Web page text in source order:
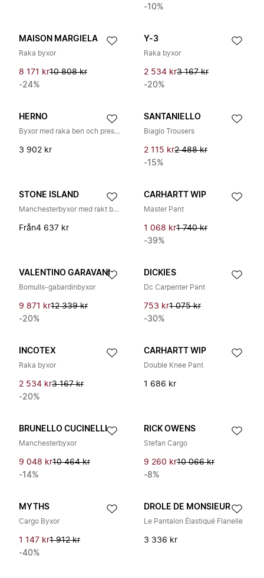
-10%
MAISON MARGIELA
Raka byxor
8 171 kr10 808 kr
-24%
Y-3
Raka byxor
2 534 kr3 167 kr
-20%
HERNO
Byxor med raka ben och pressveck
3 902 kr
SANTANIELLO
Biagio Trousers
2 115 kr2 488 kr
-15%
STONE ISLAND
Manchesterbyxor med rakt ben
Från4 637 kr
CARHARTT WIP
Master Pant
1 068 kr1 740 kr
-39%
VALENTINO GARAVANI
Bomulls-gabardinbyxor
9 871 kr12 339 kr
-20%
DICKIES
Dc Carpenter Pant
753 kr1 075 kr
-30%
INCOTEX
Raka byxor
2 534 kr3 167 kr
-20%
CARHARTT WIP
Double Knee Pant
1 686 kr
BRUNELLO CUCINELLI
Manchesterbyxor
9 048 kr10 464 kr
-14%
RICK OWENS
Stefan Cargo
9 260 kr10 066 kr
-8%
MYTHS
Cargo Byxor
1 147 kr1 912 kr
-40%
DROLE DE MONSIEUR
Le Pantalon Élastiqué Flanelle
3 336 kr